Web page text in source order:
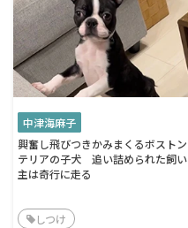
中津海麻子
興奮し飛びつきかみまくるボストン
テリアの子犬 追い詰められた飼い
主は奇行に走る
しつけ